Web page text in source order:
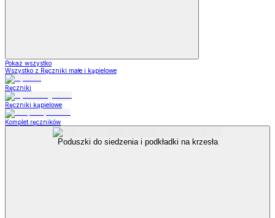
Pokaż wszystko
Wszystko z Ręczniki małe i kąpielowe
Ręczniki
Ręczniki kąpielowe
Komplet ręczników
Poduszki do siedzenia i podkładki na krzesła